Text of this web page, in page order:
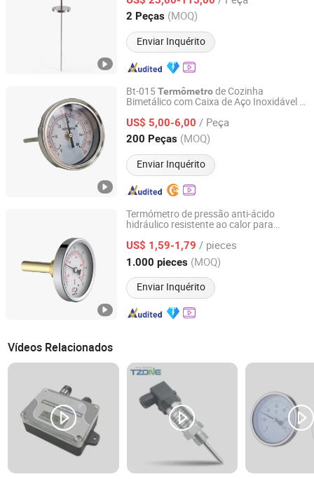
2 Peças (MOQ)
Enviar Inquérito
Jiangsu, China Desde 2024
Bt-015Termômetrode Cozinha
Bimetálico com Caixa de Aço Inoxidável e
Industrial
US$ 5,00-6,00 / Peça
200 Peças (MOQ)
Enviar Inquérito
Yuyao Jinshan Yuan Instrument Co., Ltd.
Zhejiang, China Desde 2012
Termómetro de pressão anti-ácido
hidráulico resistente ao calor para
Máquinas hidráulicas de construção
US$ 1,59-1,79 / pieces
1.000 pieces (MOQ)
Enviar Inquérito
Zhejiang Shuang'an Instrument Technology Co., Ltd.
Zhejiang, China Desde 2024
Vídeos Relacionados